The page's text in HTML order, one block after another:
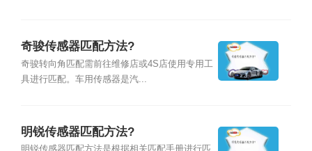
奇骏传感器匹配方法?
奇骏转向角匹配需前往维修店或4S店使用专用工
具进行匹配。车用传感器是汽...
明锐传感器匹配方法?